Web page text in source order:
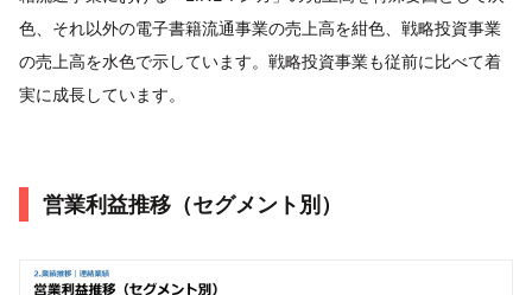
色、それ以外の電子書籍流通事業の売上高を紺色、戦略投資事業
の売上高を水色で示しています。戦略投資事業も従前に比べて着
実に成長しています。
営業利益推移（セグメント別）